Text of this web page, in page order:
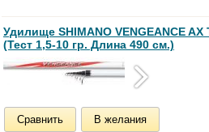
Удилище SHIMANO VENGEANCE AX
(Тест 1,5-10 гр. Длина 490 см.)
Сравнить В желания